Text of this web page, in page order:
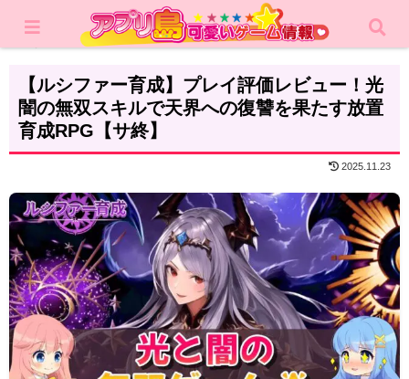
レビュー RPG
【ルシファー育成】プレイ評価レビュー！光
闇の無双スキルで天界への復讐を果たす放置
育成RPG【サ終】
2025.11.23